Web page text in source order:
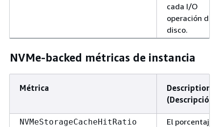
cada I/O
operación de
disco.
NVMe-backed métricas de instancia
Métrica
Description
(Descripción)
NVMeStorageCacheHitRatio
El porcentaje